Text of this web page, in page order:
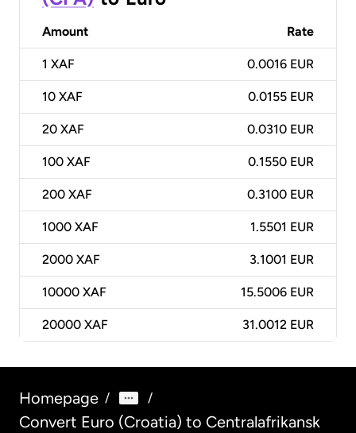
Amount Rate
1 XAF 0.0016 EUR
10 XAF 0.0155 EUR
20 XAF 0.0310 EUR
100 XAF 0.1550 EUR
200 XAF 0.3100 EUR
1000 XAF 1.5501 EUR
2000 XAF 3.1001 EUR
10000 XAF 15.5006 EUR
20000 XAF 31.0012 EUR
Homepage / /
Convert Euro (Croatia) to Centralafrikansk